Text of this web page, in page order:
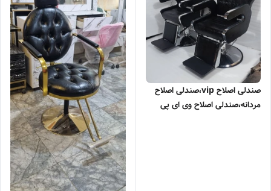
صندلی اصلاح vip،صندلی اصلاح
مردانه،صندلی اصلاح وی ای پی